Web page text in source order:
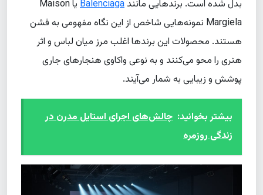
بدل شده است. برندهایی مانندBalenciaga
یا Maison
Margiela نمونه‌هایی شاخص از این نگاه مفهومی به فشن
هستند. محصولات این برندها اغلب مرز میان لباس و اثر
هنری را محو می‌کنند و به نوعی واکاوی هنجارهای جاری
پوشش و زیبایی به شمار می‌آیند.
بیشتر بخوانید: چالش‌های اجرای استایل مدرن در
زندگی روزمره